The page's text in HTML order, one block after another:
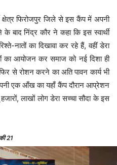
क्षेत्र फिरोजपुर जिले से इस कैंप में अपनी
निंद्र कौर ने कहा कि इस स्वार्थी
नातों का दिखावा कर रहे हैं, वहीं डेरा
आयोजन कर समाज को नई दिशा ही
से रोशन करने का अति पावन कार्य भी
एक आँख का यहाँ कैंप दौरान आप्रेशन
लाखों लोग डेरा सच्चा सौदा के इस
21